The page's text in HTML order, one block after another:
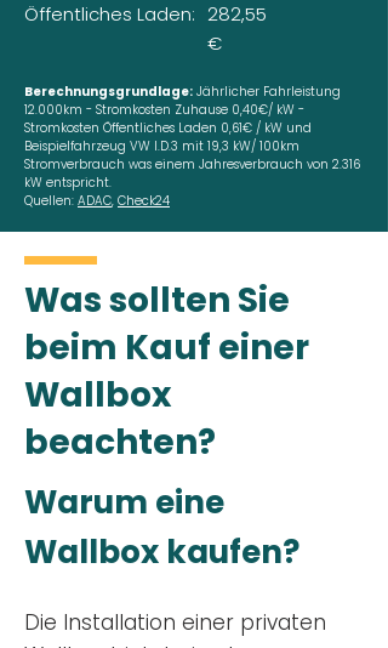
Öffentliches Laden: 282,55
€
Berechnungsgrundlage: Jährlicher Fahrleistung
12.000km - Stromkosten Zuhause 0,40€/ kW -
Stromkosten Öffentliches Laden 0,61€ / kW und
Beispielfahrzeug VW I.D.3 mit 19,3 kW/ 100km
Stromverbrauch was einem Jahresverbrauch von 2.316
kW entspricht.
Quellen: ADAC, Check24
Was sollten Sie
beim Kauf einer
Wallbox
beachten?
Warum eine
Wallbox kaufen?
Die Installation einer privaten